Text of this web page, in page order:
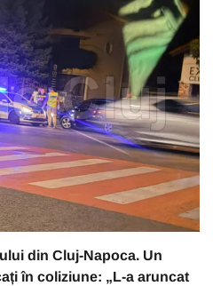
din Cluj-Napoca. Un
în coliziune: „L-a aruncat